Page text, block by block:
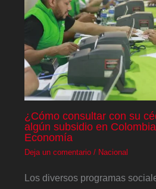
¿Cómo consultar con su
algún subsidio en
Economía
Deja un comentario / Nacional
Los diversos programas